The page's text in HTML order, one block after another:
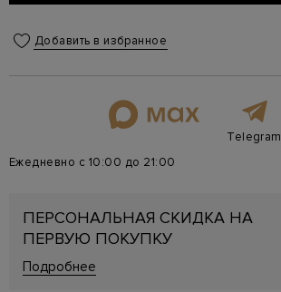
Добавить в избранное
Telegram
Ежедневно с 10:00 до 21:00
ПЕРСОНАЛЬНАЯ СКИДКА НА
ПЕРВУЮ ПОКУПКУ
Подробнее